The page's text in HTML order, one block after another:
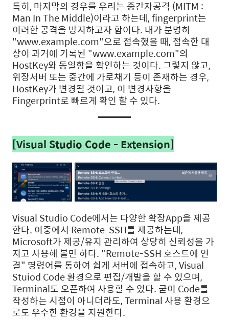
특히, 마지막의 경우를 우리는 중간자공격 (MITM :
Man In The Middle)이라고 하는데, fingerprint는
이러한 공격을 방지하고자 함이다. 내가 분명히
"www.example.com"으로 접속했을 때, 접속한 대
상이 과거에 기록된 "www.example.com"의
HostKey와 동일함을 확인하는 것이다. 그렇지 않고,
위장서버 또는 중간에 가로채기 등이 존재하는 경우,
HostKey가 변경될 것이고, 이 변경사항을
Fingerprint로 빠르게 확인 할 수 있다.
[Visual Studio Code - Extension]
Visual Studio Code에서는 다양한 확장App을 제공
한다. 이중에서 Remote-SSH를 제공하는데,
Microsoft가 제공/유지 관리하여 상당히 신뢰성을 가
지고 사용해 볼만 하다. "Remote-SSH 호스트에 연
결" 명령어를 통하여 쉽게 서버에 접속하고, Visual
Stuiod Code 환경으로 편집/개발을 할 수 있으며,
Terminal도 오픈하여 사용할 수 있다. 굳이 Code를
작성하는 시점이 아니더라도, Terminal 사용 환경으
로도 우수한 환경을 지원한다.